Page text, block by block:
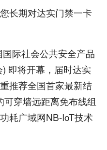
期对达实门禁一卡
际社会公共安全产品
即将开幕，届时达实
推荐全国首家最新结
穿墙远距离免布线组
耗广域网NB-IoT技术